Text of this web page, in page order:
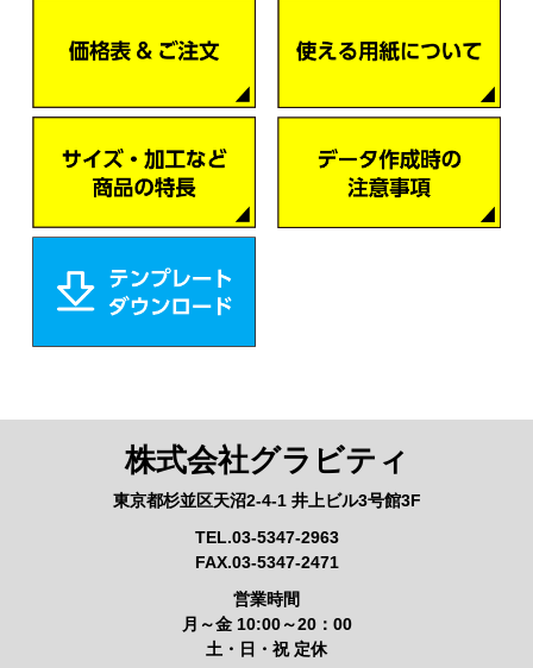
株式会社グラビティ
東京都杉並区天沼2-4-1 井上ビル3号館3F
TEL.03-5347-2963
FAX.03-5347-2471
営業時間
月～金 10:00～20：00
土・日・祝 定休